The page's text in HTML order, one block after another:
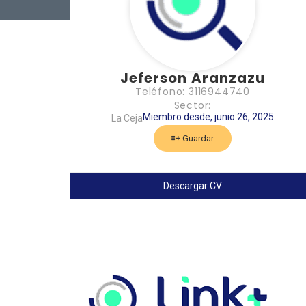
Jeferson Aranzazu
Teléfono: 3116944740
Sector:
La CejaMiembro desde, junio 26, 2025
Guardar
Descargar CV